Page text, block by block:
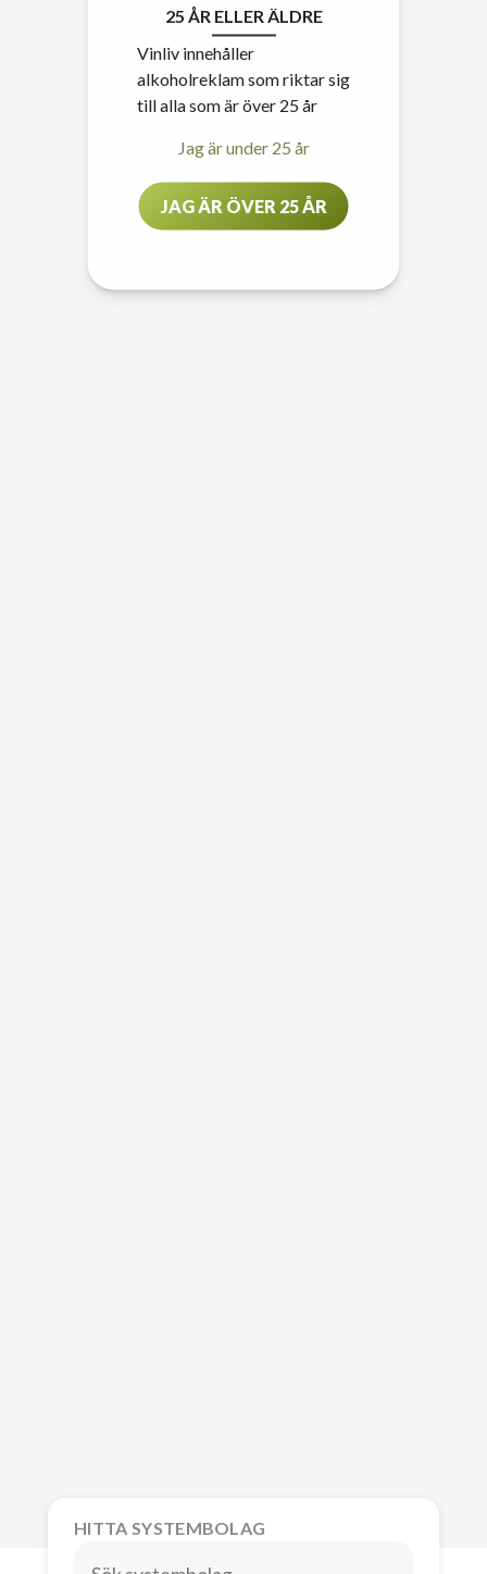
HITTA SYSTEMBOLAG
25 ÅR ELLER ÄLDRE
Vinliv innehåller
alkoholreklam som riktar sig
till alla som är över 25 år
Jag är under 25 år
JAG ÄR ÖVER 25 ÅR